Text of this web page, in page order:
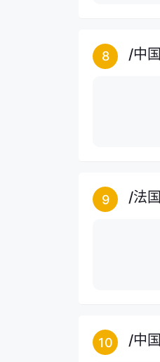
8 /中国
9 /法国
10 /中国